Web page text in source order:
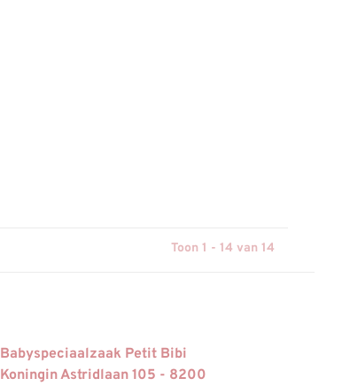
Toon 1 - 14 van 14
Babyspeciaalzaak Petit Bibi
Koningin Astridlaan 105 - 8200